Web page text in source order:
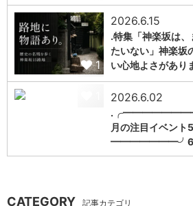
1
2026.6.15
.特集「神楽坂は
たいない」神楽坂
い心地よさがあり
2026.6.02
月の注目イベ
━━━━━━━╯6月
CATEGORY 記事カテゴリ